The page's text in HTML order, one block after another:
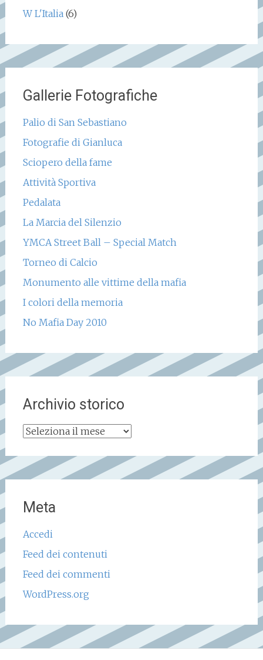
W L'Italia(6)
Gallerie Fotografiche
Palio di San Sebastiano
Fotografie di Gianluca
Sciopero della fame
Attività Sportiva
Pedalata
La Marcia del Silenzio
YMCA Street Ball – Special Match
Torneo di Calcio
Monumento alle vittime della mafia
I colori della memoria
No Mafia Day 2010
Archivio storico
Archivio
Meta
Accedi
Feed dei contenuti
Feed dei commenti
WordPress.org